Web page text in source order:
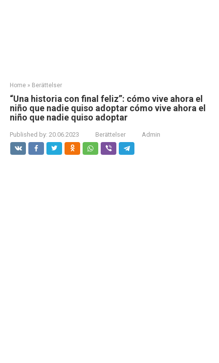
Home » Berättelser
“Una historia con final feliz”: cómo vive ahora el
niño que nadie quiso adoptar cómo vive ahora el
niño que nadie quiso adoptar
Published by: 20.06.2023 Berättelser Admin